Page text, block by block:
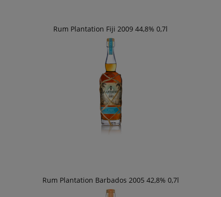
Rum Plantation Fiji 2009 44,8% 0,7l
Rum Plantation Barbados 2005 42,8% 0,7l